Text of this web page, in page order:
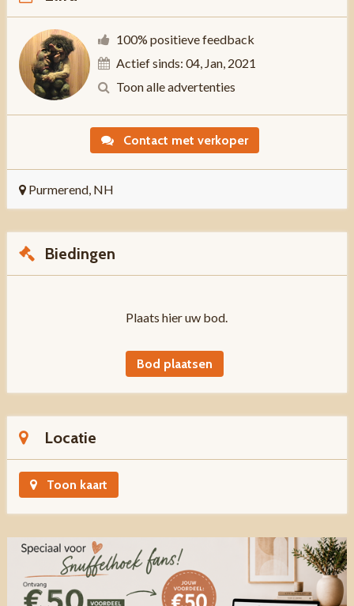
100% positieve feedback
Actief sinds: 04, Jan, 2021
Toon alle advertenties
Contact met verkoper
Purmerend, NH
Biedingen
Plaats hier uw bod.
Bod plaatsen
Locatie
Toon kaart